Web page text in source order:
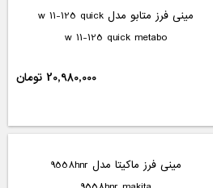
مینی سنگ ( مینی فرز ) متابو 1700 وات مدل
wev 17-125 quick
wev 17-125 quick metabo
فروش تلفنی
مینی سنگ بوش 900 وات مدل gws 9-115
gws 9-115 bosch